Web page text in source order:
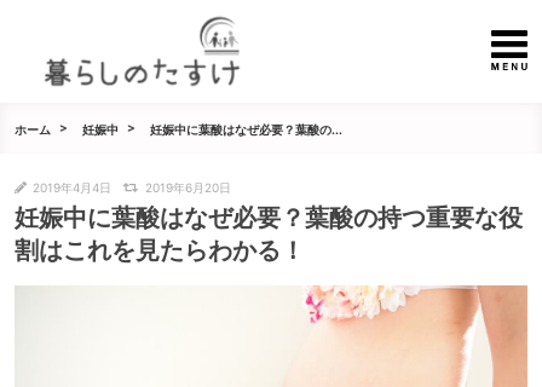
ホーム 妊娠中 妊娠中に葉酸はなぜ必要？葉酸の...
2019年4月4日 2019年6月20日
妊娠中に葉酸はなぜ必要？葉酸の持つ重要な役
割はこれを見たらわかる！